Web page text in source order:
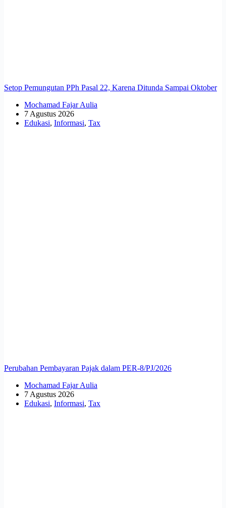
Setop Pemungutan PPh Pasal 22, Karena Ditunda Sampai Oktober
Mochamad Fajar Aulia
7 Agustus 2026
Edukasi, Informasi, Tax
Perubahan Pembayaran Pajak dalam PER-8/PJ/2026
Mochamad Fajar Aulia
7 Agustus 2026
Edukasi, Informasi, Tax